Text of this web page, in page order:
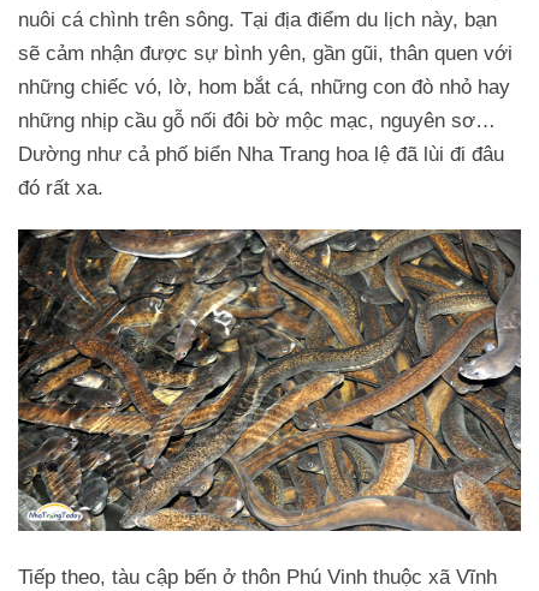
nuôi cá chình trên sông. Tại địa điểm du lịch này, bạn
sẽ cảm nhận được sự bình yên, gần gũi, thân quen với
những chiếc vó, lờ, hom bắt cá, những con đò nhỏ hay
những nhịp cầu gỗ nối đôi bờ mộc mạc, nguyên sơ…
Dường như cả phố biển Nha Trang hoa lệ đã lùi đi đâu
đó rất xa.
Tiếp theo, tàu cập bến ở thôn Phú Vinh thuộc xã Vĩnh